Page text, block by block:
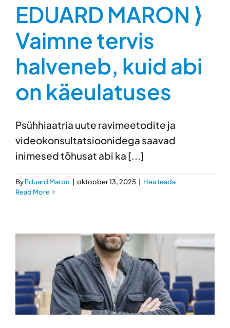
EDUARD MARON ⟩
Vaimne tervis
halveneb, kuid abi
on käeulatuses
Psühhiaatria uute ravimeetodite ja
videokonsultatsioonidega saavad
inimesed tõhusat abi ka [...]
ByEduard Maron oktoober 13, 2025
Hea teada
Read More